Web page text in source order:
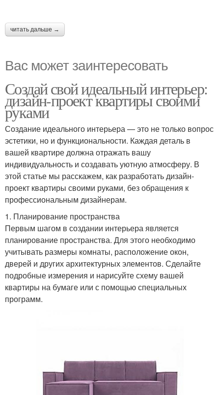
читать дальше →
Вас может заинтересовать
Создай свой идеальный интерьер:
дизайн-проект квартиры своими
руками
Создание идеального интерьера — это не только вопрос
эстетики, но и функциональности. Каждая деталь в
вашей квартире должна отражать вашу
индивидуальность и создавать уютную атмосферу. В
этой статье мы расскажем, как разработать дизайн-
проект квартиры своими руками, без обращения к
профессиональным дизайнерам.
1. Планирование пространства
Первым шагом в создании интерьера является
планирование пространства. Для этого необходимо
учитывать размеры комнаты, расположение окон,
дверей и других архитектурных элементов. Сделайте
подробные измерения и нарисуйте схему вашей
квартиры на бумаге или с помощью специальных
программ.